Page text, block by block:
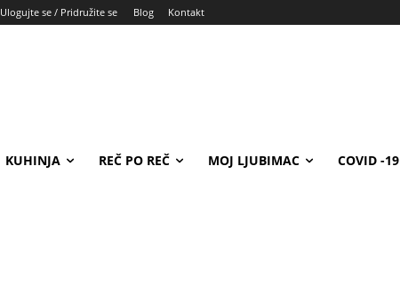
Ulogujte se / Pridružite se Blog Kontakt
KUHINJA REČ PO REČ MOJ LJUBIMAC COVID -19